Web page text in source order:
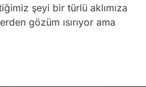
şeyi bir türlü aklımıza
gözüm ısırıyor ama